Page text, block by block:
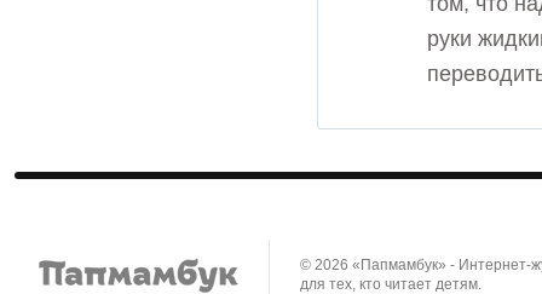
руки
© 2026 «Папмамбук» - Интернет-
для тех, кто читает детям.